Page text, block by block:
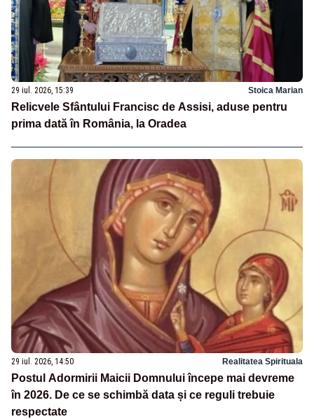
29 iul. 2026, 15:39 Stoica Marian
Relicvele Sfântului Francisc de Assisi, aduse pentru
prima dată în România, la Oradea
29 iul. 2026, 14:50 Realitatea Spirituala
Postul Adormirii Maicii Domnului începe mai devreme
în 2026. De ce se schimbă data și ce reguli trebuie
respectate